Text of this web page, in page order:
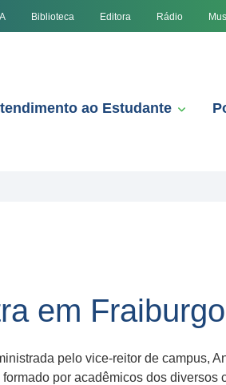
Biblioteca Editora Rádio
ao Estudante
em Fraiburgo
pelo vice-reitor de campus,
por acadêmicos dos diversos